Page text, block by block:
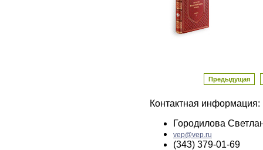
Предыдущая
Контактная информация:
Городилова
vep@vep.ru
(343) 379-01-69